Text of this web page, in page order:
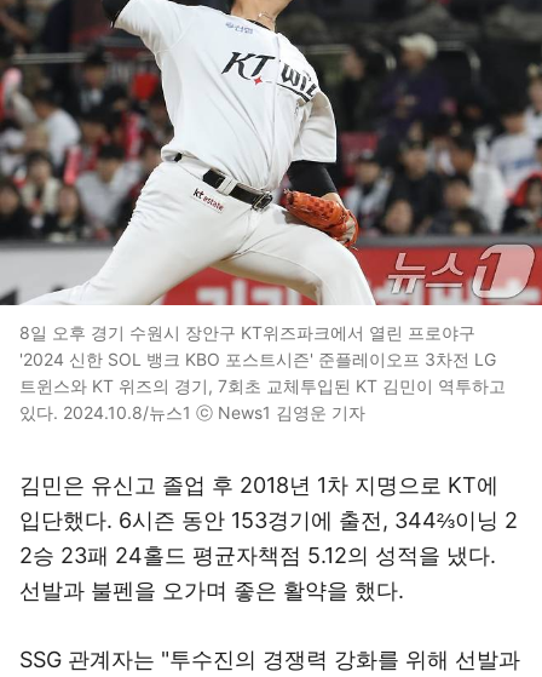
8일 오후 경기 수원시 장안구 KT위즈파크에서 열린 프로야구
'2024 신한 SOL 뱅크 KBO 포스트시즌' 준플레이오프 3차전 LG
트윈스와 KT 위즈의 경기, 7회초 교체투입된 KT 김민이 역투하고
있다. 2024.10.8/뉴스1 ⓒ News1 김영운 기자
김민은 유신고 졸업 후 2018년 1차 지명으로 KT에
입단했다. 6시즌 동안 153경기에 출전, 344⅔이닝 2
2승 23패 24홀드 평균자책점 5.12의 성적을 냈다.
선발과 불펜을 오가며 좋은 활약을 했다.
SSG 관계자는 "투수진의 경쟁력 강화를 위해 선발과